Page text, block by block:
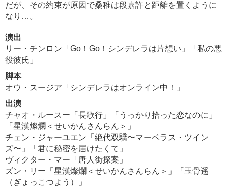
だが、その約束が原因で桑稚は段嘉許と距離を置くように
なり…。
演出
リー・チンロン「Go！Go！シンデレラは片想い」「私の悪
役彼氏」
脚本
オウ・スージア「シンデレラはオンライン中！」
出演
チャオ・ルースー「長歌行」「うっかり拾った恋なのに」
「星漢燦爛＜せいかんさんらん＞」
チェン・ジャーユエン「絶代双驕〜マーベラス・ツイン
ズ〜」「君に秘密を届けたくて」
ヴィクター・マー「唐人街探案」
ズン・リー「星漢燦爛＜せいかんさんらん＞」「玉骨遥
（ぎょっこつよう）」